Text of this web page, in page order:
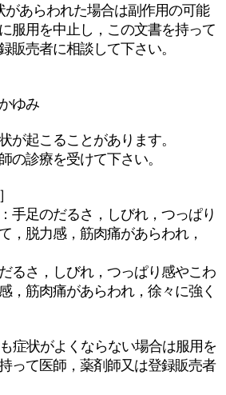
があらわれた場合は副作用の可能
服用を中止し，この文書を持って
販売者に相談して下さい。
ゆみ
が起こることがあります。
の診療を受けて下さい。
手足のだるさ，しびれ，つっぱり
，脱力感，筋肉痛があらわれ，
るさ，しびれ，つっぱり感やこわ
，筋肉痛があらわれ，徐々に強く
症状がよくならない場合は服用を
って医師，薬剤師又は登録販売者